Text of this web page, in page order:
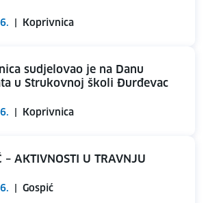
Koprivnica
sudjelovao je na Danu
u Strukovnoj školi Đurđevac
Koprivnica
– AKTIVNOSTI U TRAVNJU
Gospić